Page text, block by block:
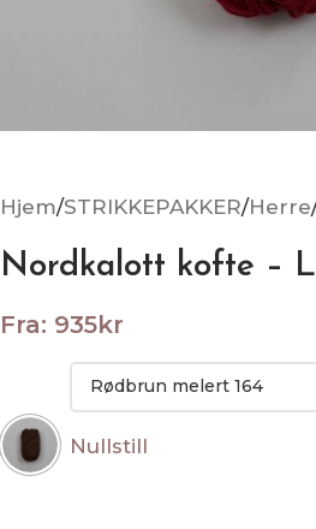
Hjem STRIKKEPAKKER Herre
Nordkalott kofte – L
Fra: 935kr
Nullstill